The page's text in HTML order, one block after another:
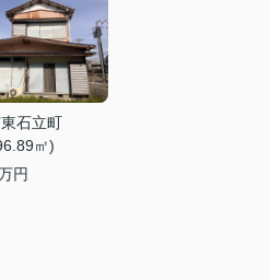
石立町
㎡)
円